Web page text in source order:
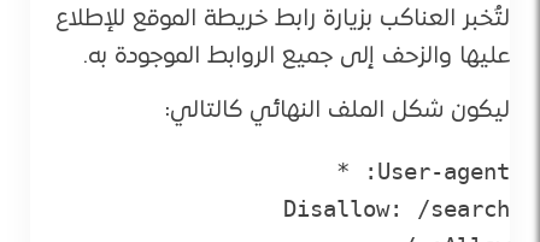
لتُخبر العناكب بزيارة رابط خريطة الموقع للإطلاع
عليها والزحف إلى جميع الروابط الموجودة به.
ليكون شكل الملف النهائي كالتالي: